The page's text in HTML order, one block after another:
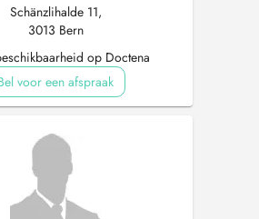
Schänzlihalde 11,
3013 Bern
op Doctena
voor een afspraak